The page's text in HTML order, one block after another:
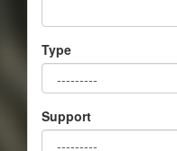
Type
Support